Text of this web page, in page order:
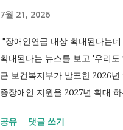
7월 21, 2026
"장애인연금 대상 확대된다는
확대된다는 뉴스를 보고 '우리
근 보건복지부가 발표한 2026
증장애인 지원을 2027년 확대
포함되면서 많은 분들이 관심
공유 댓글 쓰기